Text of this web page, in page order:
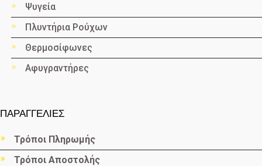
Ψυγεία
Πλυντήρια Ρούχων
Θερμοσίφωνες
Αφυγραντήρες
ΠΑΡΑΓΓΕΛΙΕΣ
Τρόποι Πληρωμής
Τρόποι Αποστολής